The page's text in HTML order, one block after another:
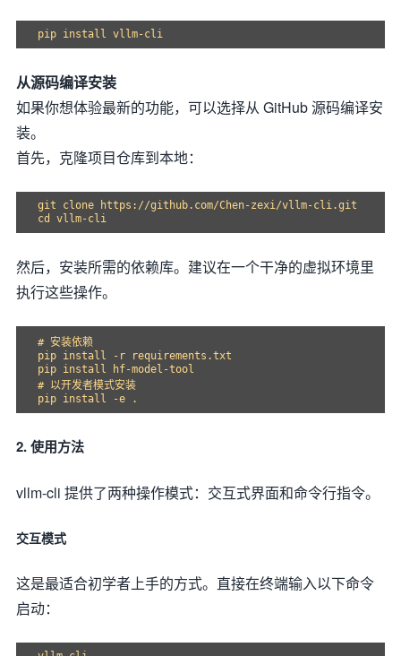
从源码编译安装
如果你想体验最新的功能，可以选择从 GitHub 源码编译安
装。
首先，克隆项目仓库到本地：
git clone https://github.com/Chen-zexi/vllm-cli.git
然后，安装所需的依赖库。建议在一个干净的虚拟环境里
执行这些操作。
# 安装依赖
pip install -r requirements.txt
pip install hf-model-tool
# 以开发者模式安装
2. 使用方法
vllm-cli 提供了两种操作模式：交互式界面和命令行指令。
交互模式
这是最适合初学者上手的方式。直接在终端输入以下命令
启动：